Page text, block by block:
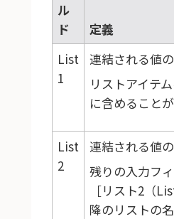
ル
ド
定義
List
1
連結される値
リストアイテ
に含めること
List
2
連結される値
残りの入力フ
リスト2（List
降のリストの